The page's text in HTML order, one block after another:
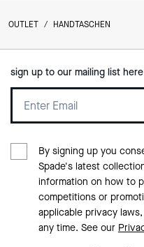
OUTLET / HANDTASCHEN
sign up to our mailing list
By signing up you
Spade's latest
information on how to
competitions or
applicable privacy
any time. See our